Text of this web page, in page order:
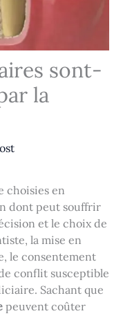
sont-
la
choisies en
dont peut souffrir
et le choix de
la mise en
le consentement
conflit susceptible
Sachant que
peuvent coûter